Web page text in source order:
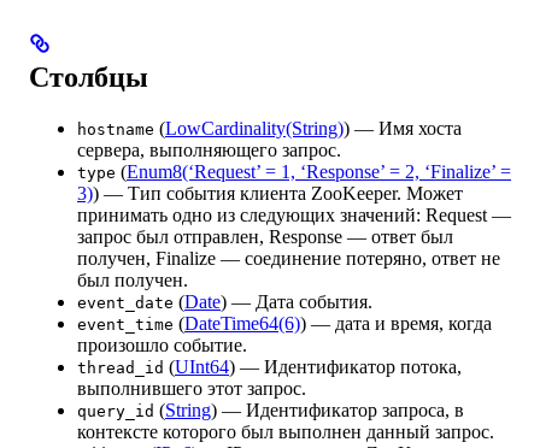
Столбцы
hostname (LowCardinality(String)) — Имя хоста
сервера, выполняющего запрос.
type (Enum8(‘Request’ = 1, ‘Response’ = 2, ‘Finalize’ =
3)) — Тип события клиента ZooKeeper. Может
принимать одно из следующих значений: Request —
запрос был отправлен, Response — ответ был
получен, Finalize — соединение потеряно, ответ не
был получен.
event_date (Date) — Дата события.
event_time (DateTime64(6)) — дата и время, когда
произошло событие.
thread_id (UInt64) — Идентификатор потока,
выполнившего этот запрос.
query_id (String) — Идентификатор запроса, в
контексте которого был выполнен данный запрос.